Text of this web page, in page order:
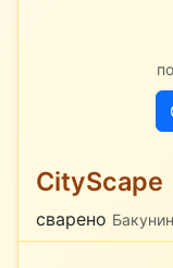
CityScape
сварено Бакунин